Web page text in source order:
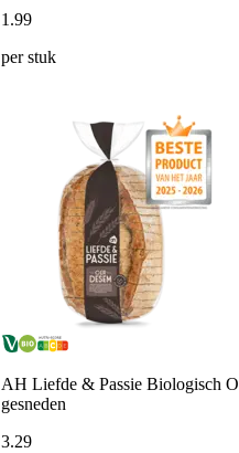
1.99
per stuk
AH Liefde & Passie Biologisch
gesneden
3.29